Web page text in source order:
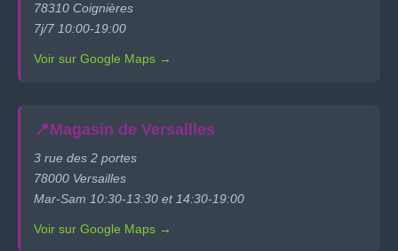
78310 Coignières
7j/7 10:00-19:00
Voir sur Google Maps →
📍Magasin de Versailles
3 rue des 2 portes
78000 Versailles
Mar-Sam 10:30-13:30 et 14:30-19:00
Voir sur Google Maps →